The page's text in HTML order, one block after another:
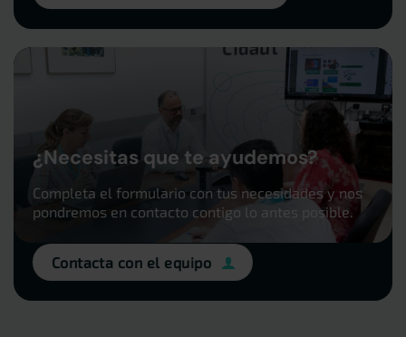
¿Necesitas que te ayudemos?
Completa el formulario con tus necesidades y nos
pondremos en contacto contigo lo antes posible.
Contacta con el equipo